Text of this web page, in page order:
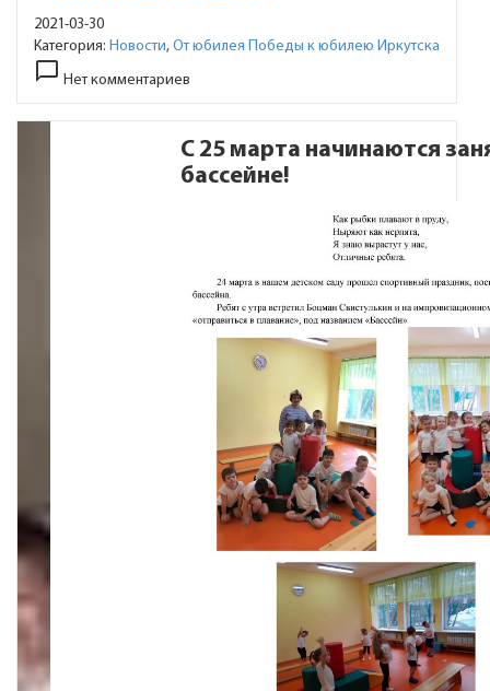
2021-03-30
Категория: Новости, От юбилея Победы к юбилею Иркутска
chat_bubble_outline Нет комментариев
С 25 марта начинаются
бассейне!